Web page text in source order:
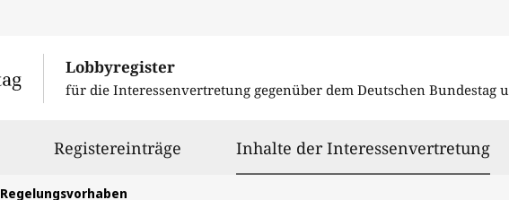
Lobbyregister
für die Interessenvertretung gegenüber dem Deutschen Bundestag
Registereinträge Inhalte der Interessenvertretung
Regelungsvorhaben